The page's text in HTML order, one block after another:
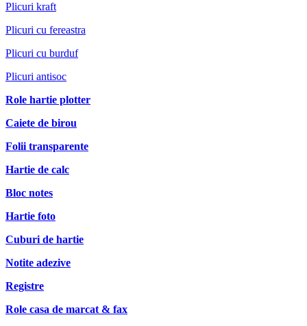
Plicuri kraft
Plicuri cu fereastra
Plicuri cu burduf
Plicuri antisoc
Role hartie plotter
Caiete de birou
Folii transparente
Hartie de calc
Bloc notes
Hartie foto
Cuburi de hartie
Notite adezive
Registre
Role casa de marcat & fax